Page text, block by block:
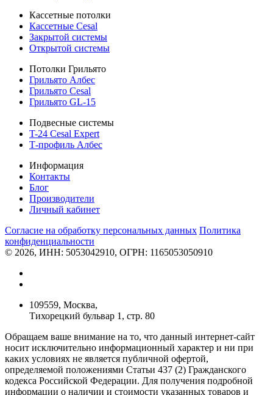
Кассетные потолки
Кассетные Cesal
Закрытой системы
Открытой системы
Потолки Грильято
Грильято Албес
Грильято Cesal
Грильято GL-15
Подвесные системы
T-24 Cesal Expert
Т-профиль Албес
Информация
Контакты
Блог
Производители
Личный кабинет
Согласие на обработку персональных данных Политикa
конфиденциальности
© 2026, ИНН: 5053042910, ОГРН: 1165053050910
109559, Москва,
Тихорецкий бульвар 1, стр. 80
Обращаем ваше внимание на то, что данный интернет-сайт
носит исключительно информационный характер и ни при
каких условиях не является публичной офертой,
определяемой положениями Статьи 437 (2) Гражданского
кодекса Российской Федерации. Для получения подробной
информации о наличии и стоимости указанных товаров и